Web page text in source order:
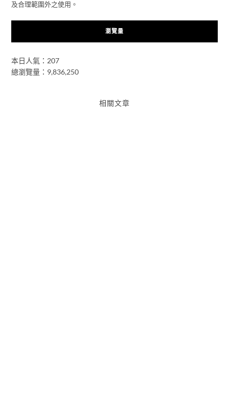
及合理範圍外之使用。
瀏覽量
本日人氣：207
總瀏覽量：9,836,250
相關文章